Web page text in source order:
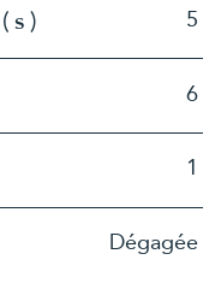
5
6
1
Dégagée